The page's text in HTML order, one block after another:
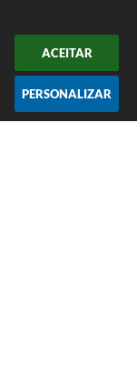
ACEITAR
PERSONALIZAR